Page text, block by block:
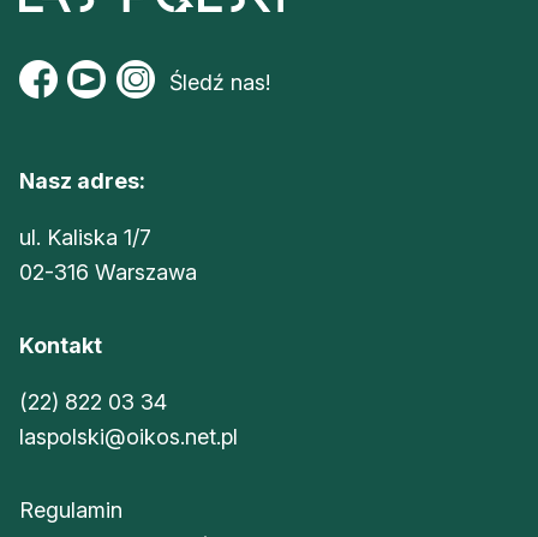
Śledź nas!
Nasz adres:
ul. Kaliska 1/7
02-316 Warszawa
Kontakt
(22) 822 03 34
laspolski@oikos.net.pl
Regulamin